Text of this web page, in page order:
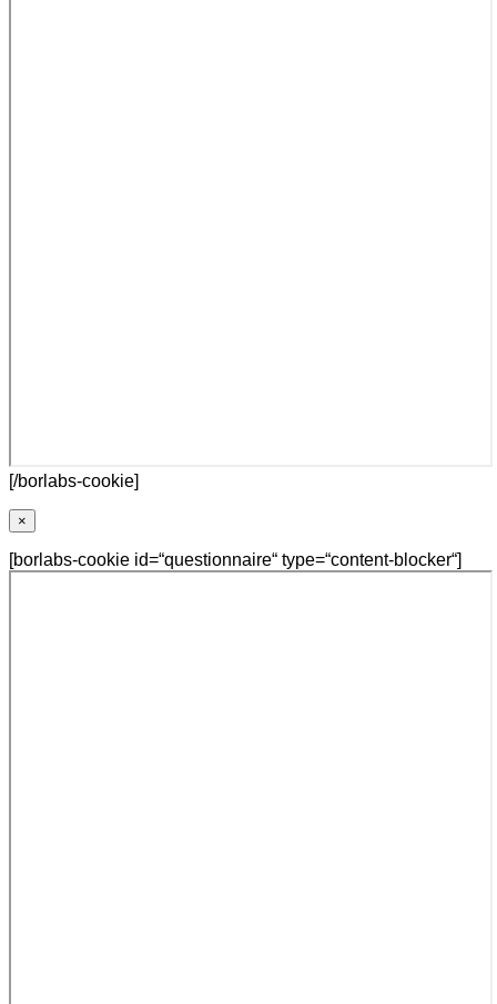
[/borlabs-cookie]
×
[borlabs-cookie id=“questionnaire“ type=“content-blocker“]